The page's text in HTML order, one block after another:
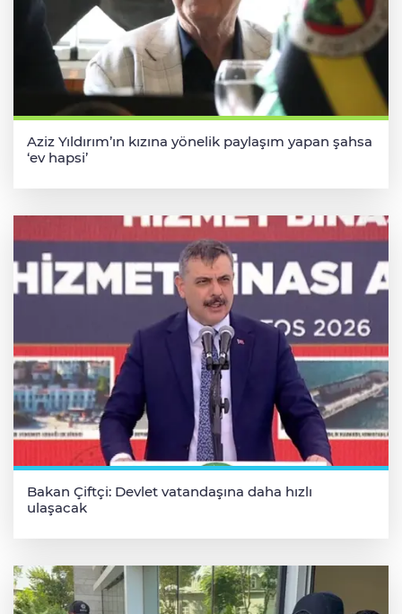
Aziz Yıldırım’ın kızına yönelik paylaşım yapan şahsa
‘ev hapsi’
Bakan Çiftçi: Devlet vatandaşına daha hızlı
ulaşacak